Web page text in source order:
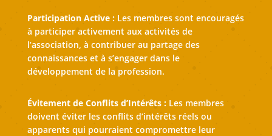
Participation Active : Les membres sont encouragés
à participer activement aux activités de
l’association, à contribuer au partage des
connaissances et à s’engager dans le
développement de la profession.
Évitement de Conflits d’Intérêts : Les membres
doivent éviter les conflits d’intérêts réels ou
apparents qui pourraient compromettre leur